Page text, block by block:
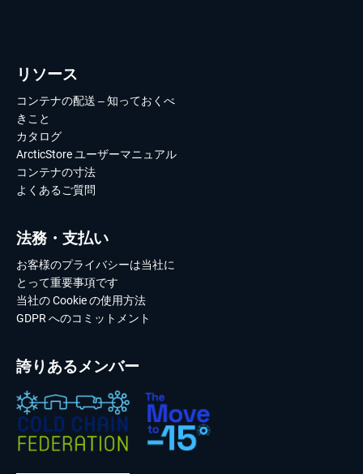
リソース
コンテナの配送 – 知っておくべ
きこと
カタログ
ArcticStore ユーザーマニュアル
コンテナの寸法
よくあるご質問
法務・支払い
お客様のプライバシーは当社に
とって重要事項です
当社の Cookie の使用方法
GDPR へのコミットメント
誇りあるメンバー